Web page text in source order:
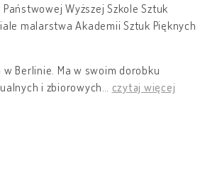
Wyższej Szkole Sztuk
malarstwa Akademii Sztuk Pięknych
w Berlinie. Ma w swoim dorobku
i zbiorowych
czytaj więcej